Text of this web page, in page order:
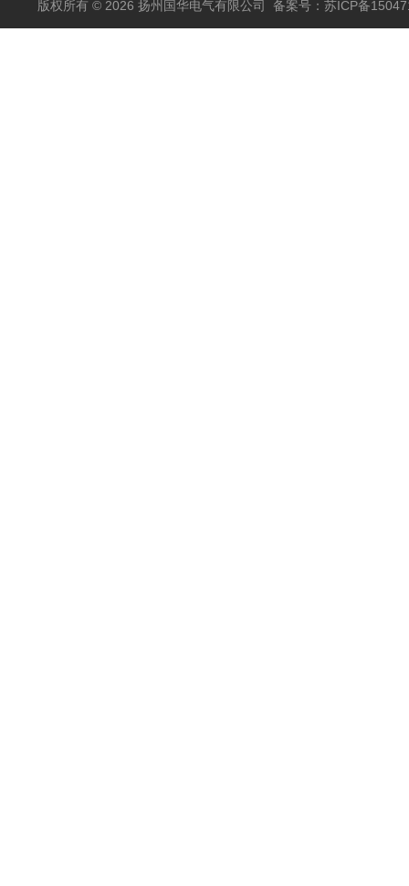
版权所有 © 2026 扬州国华电气有限公司 备案号：苏ICP备